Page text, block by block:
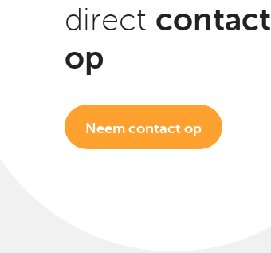
direct contact
op
Neem contact op